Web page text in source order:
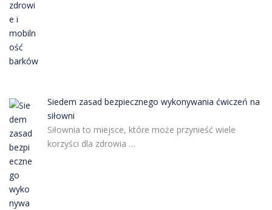
Siedem zasad bezpiecznego wykonywania ćwiczeń na
siłowni
Siłownia to miejsce, które może przynieść wiele
korzyści dla zdrowia …